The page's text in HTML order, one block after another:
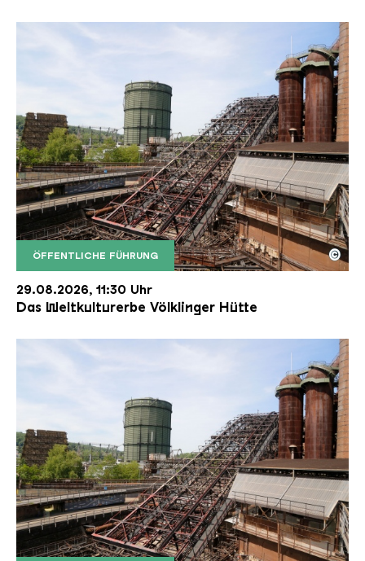
ÖFFENTLICHE FÜHRUNG
Der Erzschrägaufzug der Völklinger Hütte mit
Copyright: Weltkulturerbe Völklinger Hütte | Karl
©
29.08.2026, 11:30 Uhr
Das Weltkulturerbe Völklinger Hütte